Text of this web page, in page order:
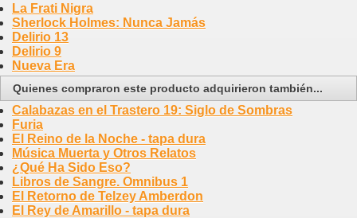
La Frati Nigra
Sherlock Holmes: Nunca Jamás
Delirio 13
Delirio 9
Nueva Era
Quienes compraron este producto adquirieron también...
Calabazas en el Trastero 19: Siglo de Sombras
Furia
El Reino de la Noche - tapa dura
Música Muerta y Otros Relatos
¿Qué Ha Sido Eso?
Libros de Sangre. Omnibus 1
El Retorno de Telzey Amberdon
El Rey de Amarillo - tapa dura